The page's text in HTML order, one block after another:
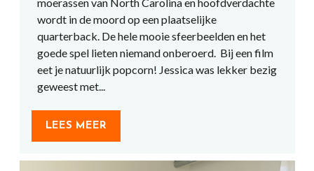
wordt in de moord op een plaatselijke
quarterback. De hele mooie sfeerbeelden en het
goede spel lieten niemand onberoerd. Bij een film
eet je natuurlijk popcorn! Jessica was lekker bezig
geweest met...
LEES MEER